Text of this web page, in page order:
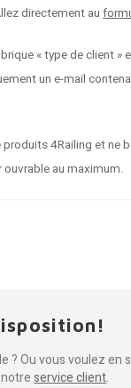
directement au
« type de client
un e-mail
4Railing et
au maximum.
? Ou vous voulez en
notreservice client.